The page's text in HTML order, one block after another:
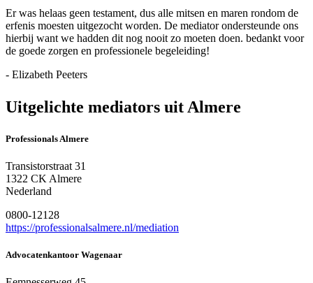
Er was helaas geen testament, dus alle mitsen en maren rondom de
erfenis moesten uitgezocht worden. De mediator ondersteunde ons
hierbij want we hadden dit nog nooit zo moeten doen. bedankt voor
de goede zorgen en professionele begeleiding!
- Elizabeth Peeters
Uitgelichte mediators uit Almere
Professionals Almere
Transistorstraat 31
1322 CK Almere
Nederland
0800-12128
https://professionalsalmere.nl/mediation
Advocatenkantoor Wagenaar